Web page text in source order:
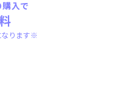
入で
なります※